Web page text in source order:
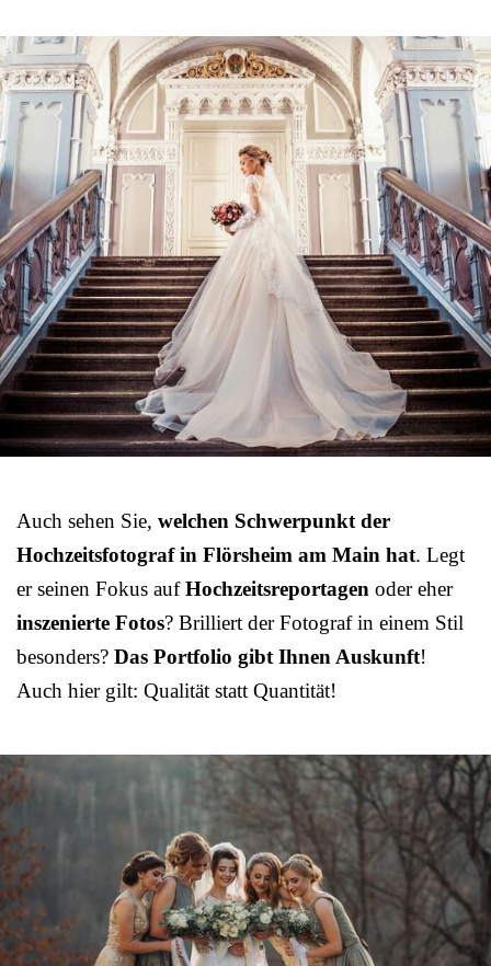
Auch sehen Sie, welchen Schwerpunkt der
Hochzeitsfotograf in Flörsheim am Main hat. Legt
er seinen Fokus aufHochzeitsreportagen oder eher
inszenierte Fotos? Brilliert der Fotograf in einem Stil
besonders? Das Portfolio gibt Ihnen Auskunft!
Auch hier gilt: Qualität statt Quantität!